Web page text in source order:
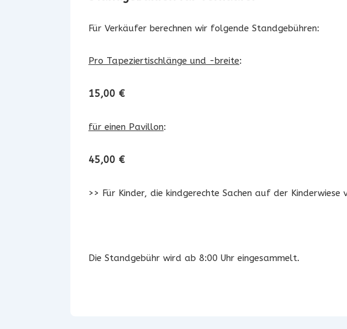
Für Verkäufer berechnen wir folgende Standgebühren:
Pro Tapeziertischlänge und -breite:
15,00 €
für einen Pavillon:
45,00 €
>> Für Kinder, die kindgerechte Sachen auf der
Die Standgebühr wird ab 8:00 Uhr eingesammelt.